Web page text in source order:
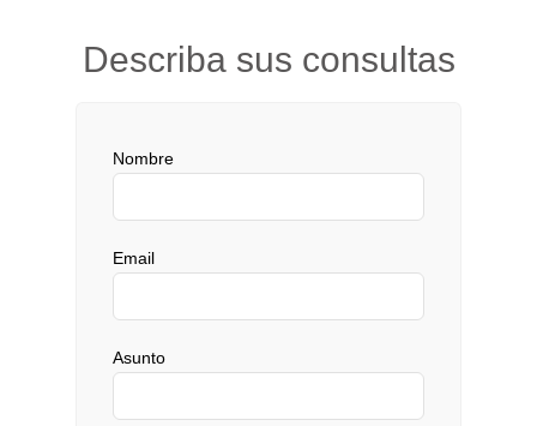
Describa sus consultas
Nombre
Email
Asunto